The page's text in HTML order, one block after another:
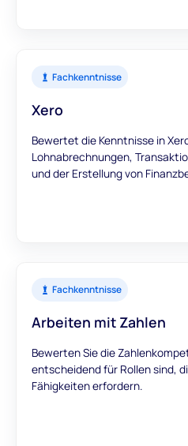
Fachkenntnisse
Xero
Bewertet die Kenntnisse in
Lohnabrechnungen,
und der Erstellung von
Fachkenntnisse
Arbeiten mit Zahlen
Bewerten Sie die
entscheidend für Rollen sind,
Fähigkeiten erfordern.